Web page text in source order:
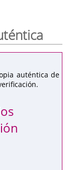
auténtica de